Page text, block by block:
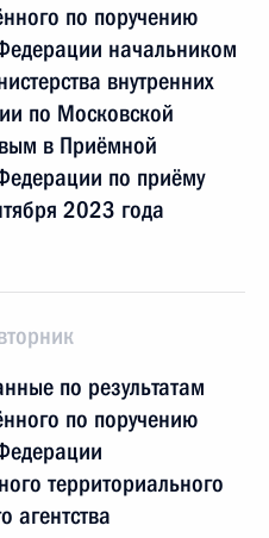
по поручению
начальником
внутренних
по Московской
в Приёмной
по приёму
2023 года
по результатам
по поручению
территориального
агентства